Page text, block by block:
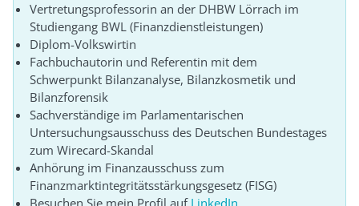
Vertretungsprofessorin an der DHBW Lörrach im
Studiengang BWL (Finanzdienstleistungen)
Diplom-Volkswirtin
Fachbuchautorin und Referentin mit dem
Schwerpunkt Bilanzanalyse, Bilanzkosmetik und
Bilanzforensik
Sachverständige im Parlamentarischen
Untersuchungsausschuss des Deutschen Bundestages
zum Wirecard-Skandal
Anhörung im Finanzausschuss zum
Finanzmarktintegritätsstärkungsgesetz (FISG)